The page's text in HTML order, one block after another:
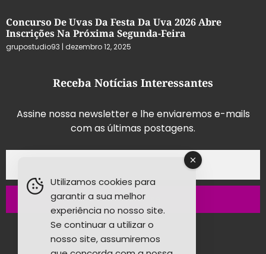
Concurso De Uvas Da Festa Da Uva 2026 Abre
Inscrições Na Próxima Segunda-Feira
grupostudio93 dezembro 12, 2025
Receba Notícias Interessantes
Assine nossa newsletter e lhe enviaremos e-mails
com as últimas postagens.
Inscrever-se
Utilizamos cookies para
garantir a sua melhor
experiência no nosso site.
Se continuar a utilizar o
nosso site, assumiremos